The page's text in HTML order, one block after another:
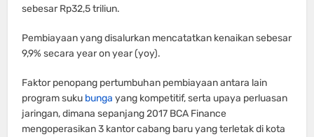
sebesar Rp32,5 triliun.
Pembiayaan yang disalurkan mencatatkan kenaikan sebesar
9,9% secara year on year (yoy).
Faktor penopang pertumbuhan pembiayaan antara lain
program suku bunga yang kompetitif, serta upaya perluasan
jaringan, dimana sepanjang 2017 BCA Finance
mengoperasikan 3 kantor cabang baru yang terletak di kota